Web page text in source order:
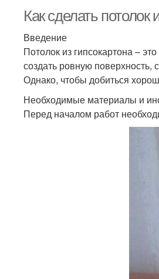
Как сделать
Введение
Потолок из гипсокартона –
создать ровную поверхность,
Однако, чтобы добиться
Необходимые материалы и
Перед началом работ